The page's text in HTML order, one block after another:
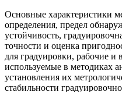
Основные характеристики
определения, предел
устойчивость,
точности и оценка
для градуировки, рабочие и
используемые в методиках
установления их
стабильности